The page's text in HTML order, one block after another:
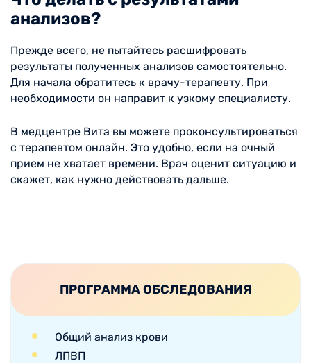
анализов?
Прежде всего, не пытайтесь расшифровать
результаты полученных анализов самостоятельно.
Для начала обратитесь к врачу-терапевту. При
необходимости он направит к узкому специалисту.
В медцентре Вита вы можете проконсультироваться
с терапевтом онлайн. Это удобно, если на очный
прием не хватает времени. Врач оценит ситуацию и
скажет, как нужно действовать дальше.
ПРОГРАММА ОБСЛЕДОВАНИЯ
Общий анализ крови
ЛПВП